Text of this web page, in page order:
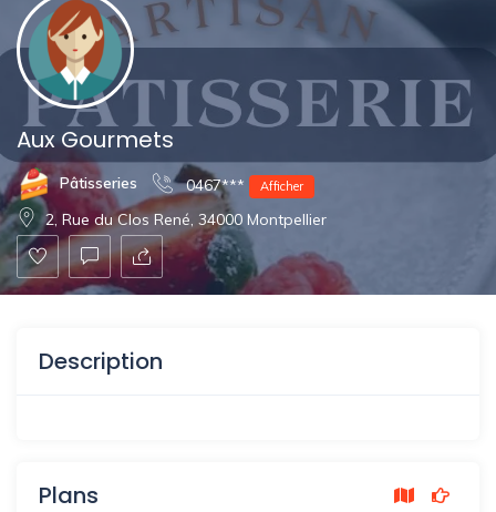
Aux Gourmets
Pâtisseries 0467*** Afficher
2, Rue du Clos René, 34000 Montpellier
Description
Plans